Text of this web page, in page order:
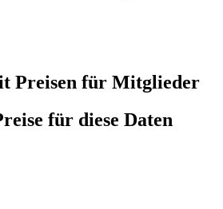
Preisen für Mitglieder
für diese Daten